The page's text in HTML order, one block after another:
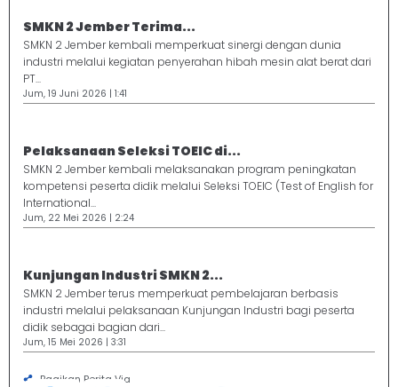
SMKN 2 Jember Terima...
SMKN 2 Jember kembali memperkuat sinergi dengan dunia
industri melalui kegiatan penyerahan hibah mesin alat berat dari
PT...
Jum, 19 Juni 2026 | 1:41
Pelaksanaan Seleksi TOEIC di...
SMKN 2 Jember kembali melaksanakan program peningkatan
kompetensi peserta didik melalui Seleksi TOEIC (Test of English for
International...
Jum, 22 Mei 2026 | 2:24
Kunjungan Industri SMKN 2...
SMKN 2 Jember terus memperkuat pembelajaran berbasis
industri melalui pelaksanaan Kunjungan Industri bagi peserta
didik sebagai bagian dari...
Jum, 15 Mei 2026 | 3:31
Bagikan Berita Via